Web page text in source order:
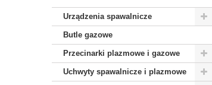
Urządzenia spawalnicze
Butle gazowe
Przecinarki plazmowe i gazowe
Uchwyty spawalnicze i plazmowe